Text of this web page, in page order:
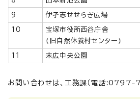
9 伊孑志せせらぎ広場
10
宝塚市役所西谷庁舎
(旧自然休養村センター)
11 末広中央公園
お問い合わせは、工務課（電話